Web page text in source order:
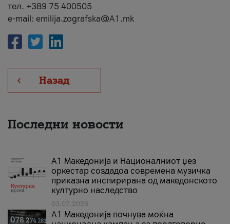
тел. +389 75 400505
e-mail: emilija.zografska@A1.mk
Назад
Последни новости
А1 Македонија и Националниот џез
оркестар создадоа современа музичка
приказна инспирирана од македонското
културно наследство
03.07.2026
A1 Македонија почнува моќна